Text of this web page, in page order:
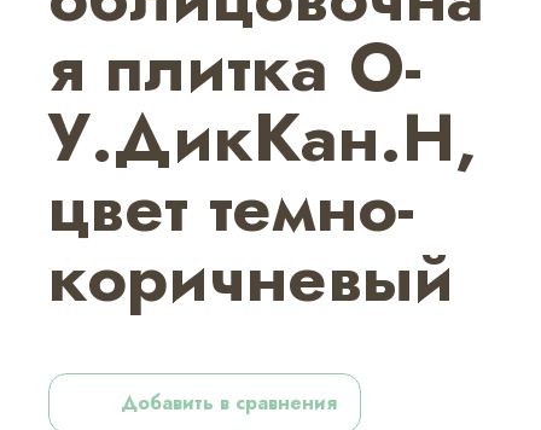
я плитка О-
У.ДикКан.Н,
цвет темно-
коричневый
Добавить в сравнения